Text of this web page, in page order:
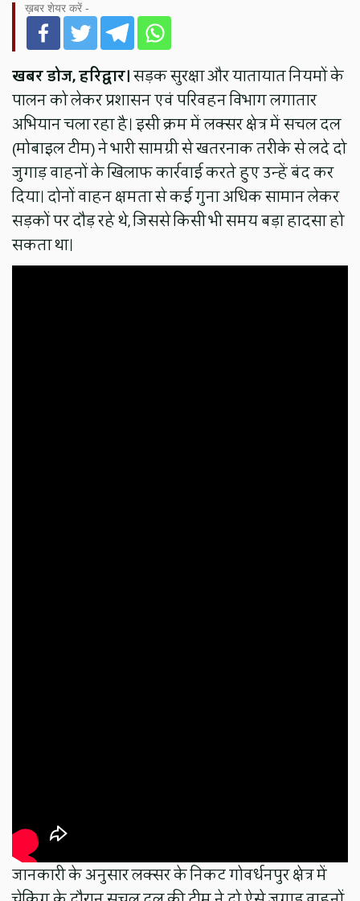
ख़बर शेयर करें -
खबर डोज, हरिद्वार।सड़क सुरक्षा और यातायात नियमों के
पालन को लेकर प्रशासन एवं परिवहन विभाग लगातार
अभियान चला रहा है। इसी क्रम में लक्सर क्षेत्र में सचल दल
(मोबाइल टीम) ने भारी सामग्री से खतरनाक तरीके से लदे दो
जुगाड़ वाहनों के खिलाफ कार्रवाई करते हुए उन्हें बंद कर
दिया। दोनों वाहन क्षमता से कई गुना अधिक सामान लेकर
सड़कों पर दौड़ रहे थे, जिससे किसी भी समय बड़ा हादसा हो
सकता था।
जानकारी के अनुसार लक्सर के निकट गोवर्धनपुर क्षेत्र में